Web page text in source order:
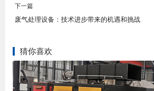
下一篇
废气处理设备：技术进步带来的机遇和挑战
猜你喜欢